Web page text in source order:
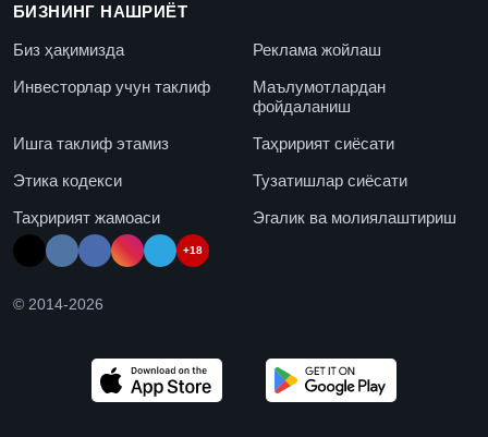
БИЗНИНГ НАШРИЁТ
Биз ҳақимизда
Реклама жойлаш
Инвесторлар учун таклиф
Маълумотлардан
фойдаланиш
Ишга таклиф этамиз
Таҳририят сиёсати
Этика кодекси
Тузатишлар сиёсати
Таҳририят жамоаси
Эгалик ва молиялаштириш
+18
© 2014-2026